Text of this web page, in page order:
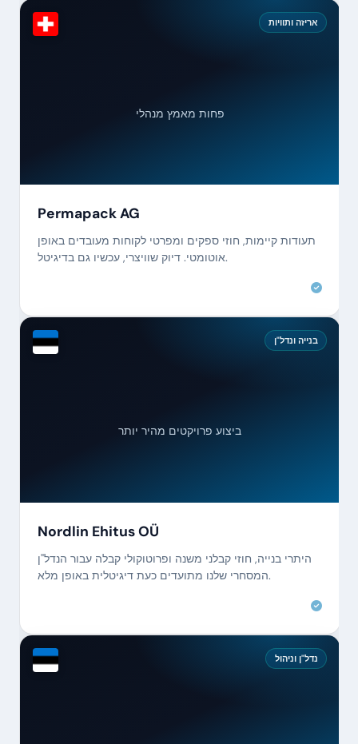
אריזה ותוויות
פחות מאמץ מנהלי
Permapack AG
תעודות קיימות, חוזי ספקים ומפרטי לקוחות מעובדים באופן
אוטומטי. דיוק שוויצרי, עכשיו גם בדיגיטל.
בנייה ונדל"ן
ביצוע פרויקטים מהיר יותר
Nordlin Ehitus OÜ
היתרי בנייה, חוזי קבלני משנה ופרוטוקולי קבלה עבור הנדל"ן
המסחרי שלנו מתועדים כעת דיגיטלית באופן מלא.
נדל"ן וניהול